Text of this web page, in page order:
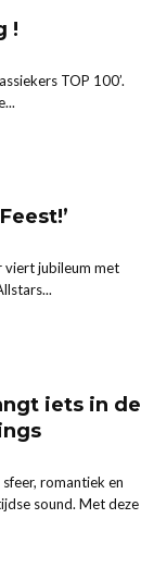
!
TOP 100’.
viert jubileum met
iets in de
romantiek en
sound. Met deze